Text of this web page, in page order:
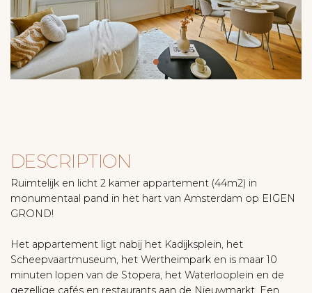
DESCRIPTION
Ruimtelijk en licht 2 kamer appartement (44m2) in
monumentaal pand in het hart van Amsterdam op EIGEN
GROND!
Het appartement ligt nabij het Kadijksplein, het
Scheepvaartmuseum, het Wertheimpark en is maar 10
minuten lopen van de Stopera, het Waterlooplein en de
gezellige cafés en restaurants aan de Nieuwmarkt. Een